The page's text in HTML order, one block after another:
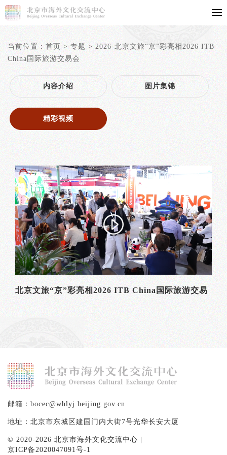
当前位置： 首页 > 专题 >2026-北京文旅“京”彩亮相2026 ITB
China国际旅游交易会
内容介绍 图片集锦
精彩视频
北京文旅“京”彩亮相2026 ITB China国际旅游交易
会
邮箱：bocec@whlyj.beijing.gov.cn
地址：北京市东城区建国门内大街7号光华长安大厦
© 2020-2026 北京市海外文化交流中心 |
京ICP备2020047091号-1